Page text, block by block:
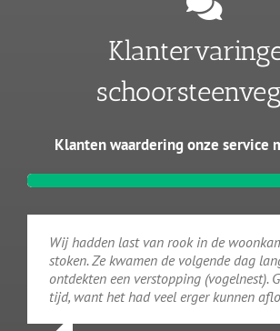
Klanten waardering onze service
Wij hadden last van rook in de
stoken. Ze kwamen de volgende dag
ontdekten een verstopping (vogelnest).
tijd, want het had veel erger kunnen